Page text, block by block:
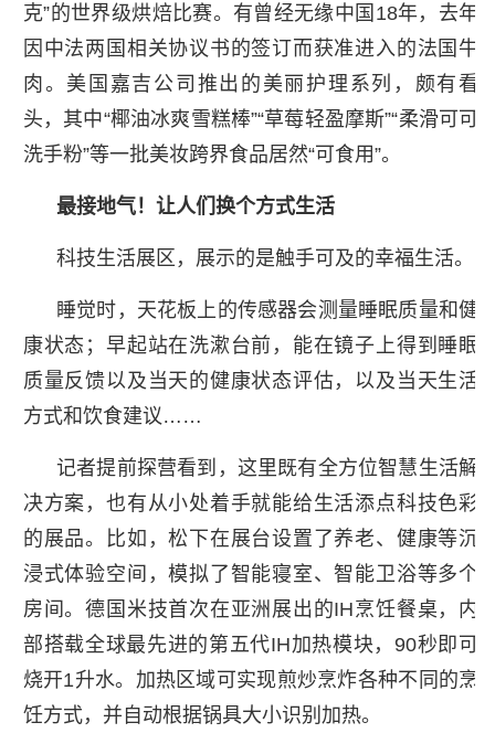
克”的世界级烘焙比赛。有曾经无缘中国18年，去年
因中法两国相关协议书的签订而获准进入的法国牛
肉。美国嘉吉公司推出的美丽护理系列，颇有看
头，其中“椰油冰爽雪糕棒”“草莓轻盈摩斯”“柔滑可可
洗手粉”等一批美妆跨界食品居然“可食用”。
最接地气！让人们换个方式生活
科技生活展区，展示的是触手可及的幸福生活。
睡觉时，天花板上的传感器会测量睡眠质量和健
康状态；早起站在洗漱台前，能在镜子上得到睡眠
质量反馈以及当天的健康状态评估，以及当天生活
方式和饮食建议……
记者提前探营看到，这里既有全方位智慧生活解
决方案，也有从小处着手就能给生活添点科技色彩
的展品。比如，松下在展台设置了养老、健康等沉
浸式体验空间，模拟了智能寝室、智能卫浴等多个
房间。德国米技首次在亚洲展出的IH烹饪餐桌，内
部搭载全球最先进的第五代IH加热模块，90秒即可
烧开1升水。加热区域可实现煎炒烹炸各种不同的烹
饪方式，并自动根据锅具大小识别加热。